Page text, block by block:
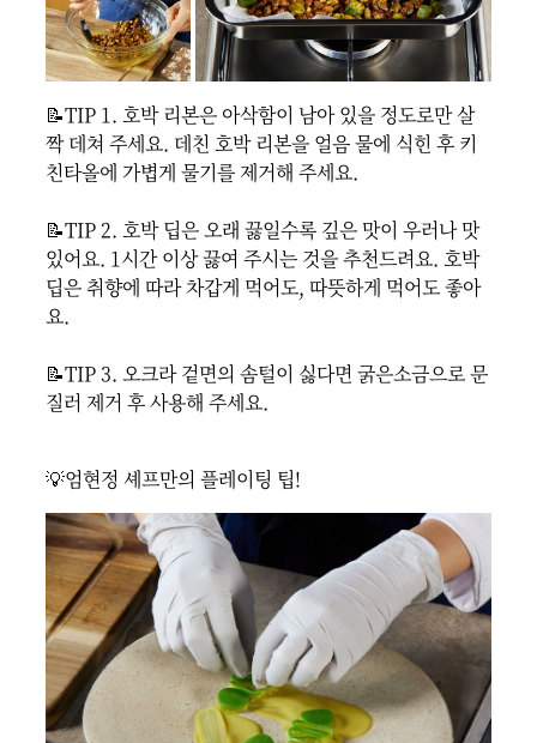
📝TIP 1. 호박 리본은 아삭함이 남아 있을 정도로만 살
짝 데쳐 주세요. 데친 호박 리본을 얼음 물에 식힌 후 키
친타올에 가볍게 물기를 제거해 주세요.
📝TIP 2. 호박 딥은 오래 끓일수록 깊은 맛이 우러나 맛
있어요. 1시간 이상 끓여 주시는 것을 추천드려요. 호박
딥은 취향에 따라 차갑게 먹어도, 따뜻하게 먹어도 좋아
요.
📝TIP 3. 오크라 겉면의 솜털이 싫다면 굵은소금으로 문
질러 제거 후 사용해 주세요.
💡엄현정 셰프만의 플레이팅 팁!